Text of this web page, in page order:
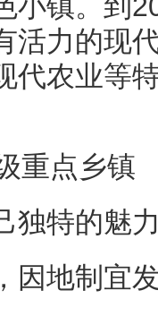
活力的现
代农业等
重点乡镇
独特的魅
因地制宜